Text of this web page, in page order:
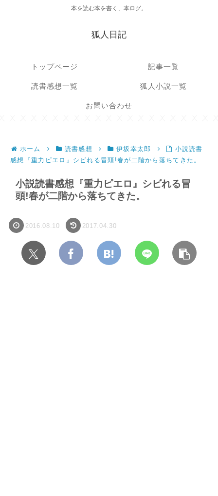
本を読む本を書く、本ログ。
狐人日記
トップページ 記事一覧
読書感想一覧 狐人小説一覧
お問い合わせ
ホーム 読書感想 伊坂幸太郎
小説読書
感想『重力ピエロ』シビれる冒頭!春が二階から落ちてきた。
小説読書感想『重力ピエロ』シビれる冒
頭!春が二階から落ちてきた。
2016.08.10 2017.04.30